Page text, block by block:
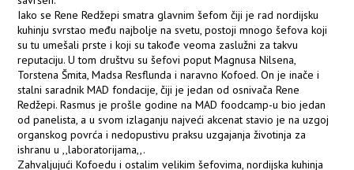
Iako se Rene Redžepi smatra glavnim šefom čiji je rad nordijsku
kuhinju svrstao među najbolje na svetu, postoji mnogo šefova koji
su tu umešali prste i koji su takođe veoma zaslužni za takvu
reputaciju. U tom društvu su šefovi poput Magnusa Nilsena,
Torstena Šmita, Madsa Resflunda i naravno Kofoed. On je inače i
stalni saradnik MAD fondacije, čiji je jedan od osnivača Rene
Redžepi. Rasmus je prošle godine na MAD foodcamp-u bio jedan
od panelista, a u svom izlaganju najveći akcenat stavio je na uzgoj
organskog povrća i nedopustivu praksu uzgajanja životinja za
ishranu u ,,laboratorijama,,.
Zahvaljujući Kofoedu i ostalim velikim šefovima, nordijska kuhinja